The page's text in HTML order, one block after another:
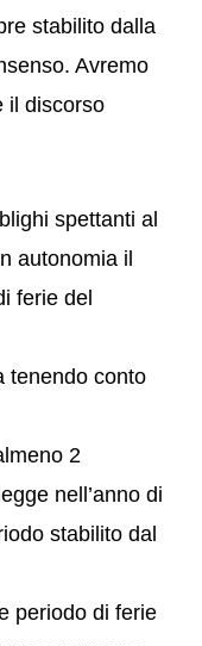
stabilito dalla
Avremo
il discorso
spettanti al
autonomia il
ferie del
tenendo conto
2
nell’anno di
stabilito dal
periodo di ferie